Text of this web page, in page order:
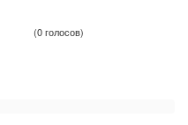
(0 голосов)